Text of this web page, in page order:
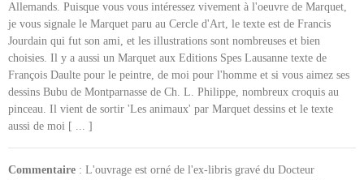
Allemands. Puisque vous vous intéressez vivement à l'oeuvre de Marquet,
je vous signale le Marquet paru au Cercle d'Art, le texte est de Francis
Jourdain qui fut son ami, et les illustrations sont nombreuses et bien
choisies. Il y a aussi un Marquet aux Editions Spes Lausanne texte de
François Daulte pour le peintre, de moi pour l'homme et si vous aimez ses
dessins Bubu de Montparnasse de Ch. L. Philippe, nombreux croquis au
pinceau. Il vient de sortir 'Les animaux' par Marquet dessins et le texte
aussi de moi [ ... ]
Commentaire : L'ouvrage est orné de l'ex-libris gravé du Docteur